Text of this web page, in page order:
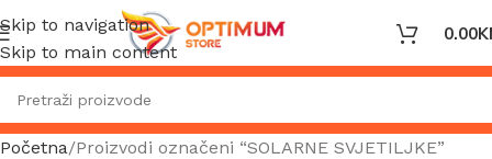
Skip to navigation
Skip to main content
0.00
Početna Proizvodi označeni “SOLARNE SVJETILJKE”